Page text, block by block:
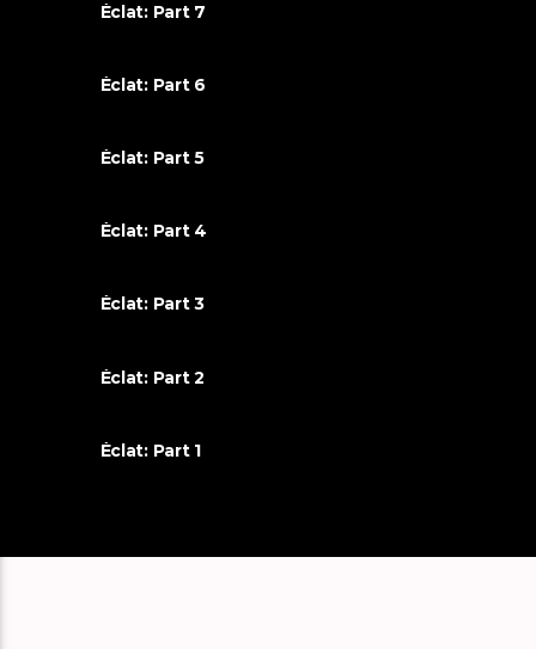
Éclat: Part 7
Éclat: Part 6
Éclat: Part 5
Éclat: Part 4
Éclat: Part 3
Éclat: Part 2
Éclat: Part 1